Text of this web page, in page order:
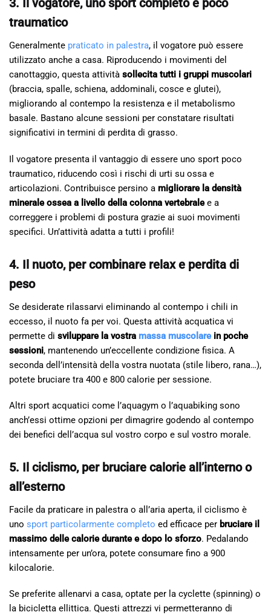
3. Il vogatore, uno sport completo e poco
traumatico
Generalmente praticato in palestra, il vogatore può essere
utilizzato anche a casa. Riproducendo i movimenti del
canottaggio, questa attività sollecita tutti i gruppi muscolari
(braccia, spalle, schiena, addominali, cosce e glutei),
migliorando al contempo la resistenza e il metabolismo
basale. Bastano alcune sessioni per constatare risultati
significativi in termini di perdita di grasso.
Il vogatore presenta il vantaggio di essere uno sport poco
traumatico, riducendo così i rischi di urti su ossa e
articolazioni. Contribuisce persino a migliorare la densità
minerale ossea a livello della colonna vertebralee a
correggere i problemi di postura grazie ai suoi movimenti
specifici. Un’attività adatta a tutti i profili!
4. Il nuoto, per combinare relax e perdita di
peso
Se desiderate rilassarvi eliminando al contempo i chili in
eccesso, il nuoto fa per voi. Questa attività acquatica vi
permette di sviluppare la vostra massa muscolarein poche
sessioni, mantenendo un’eccellente condizione fisica. A
seconda dell’intensità della vostra nuotata (stile libero, rana…),
potete bruciare tra 400 e 800 calorie per sessione.
Altri sport acquatici come l’aquagym o l’aquabiking sono
anch’essi ottime opzioni per dimagrire godendo al contempo
dei benefici dell’acqua sul vostro corpo e sul vostro morale.
5. Il ciclismo, per bruciare calorie all’interno o
all’esterno
Facile da praticare in palestra o all’aria aperta, il ciclismo è
uno sport particolarmente completo ed efficace per bruciare il
massimo delle calorie durante e dopo lo sforzo. Pedalando
intensamente per un’ora, potete consumare fino a 900
kilocalorie.
Se preferite allenarvi a casa, optate per la cyclette (spinning) o
la bicicletta ellittica. Questi attrezzi vi permetteranno di